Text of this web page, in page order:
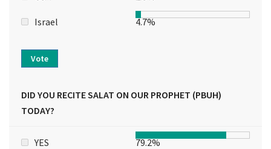
Israel 4.7%
Vote
DID YOU RECITE SALAT ON OUR PROPHET (PBUH)
TODAY?
YES 79.2%